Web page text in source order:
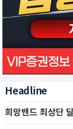
Headline